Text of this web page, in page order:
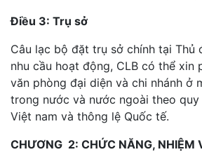
Điều 3: Trụ sở
Câu lạc bộ đặt trụ sở chính tại Thủ
nhu cầu hoạt động, CLB có thể xin
văn phòng đại diện và chi nhánh ở
trong nước và nước ngoài theo quy
Việt nam và thông lệ Quốc tế.
CHƯƠNG 2: CHỨC NĂNG, NHIỆM